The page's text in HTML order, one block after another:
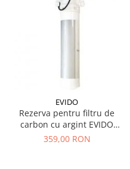
EVIDO
Rezerva pentru filtru de
carbon cu argint EVIDO
GREEN pentru bateriile de
359,00 RON